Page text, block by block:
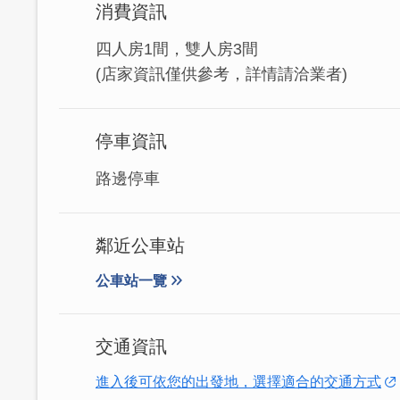
1、旅行Ing豪華雙床房：兩人標準床(110
消費資訊
四人房1間，雙人房3間
(店家資訊僅供參考，詳情請洽業者)
停車資訊
路邊停車
鄰近公車站
公車站一覽
交通資訊
進入後可依您的出發地，選擇適合的交通方式